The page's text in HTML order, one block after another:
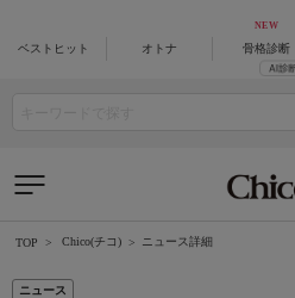
ベストヒット オトナ 骨格診断
TOP Chico(チコ) ニュース詳細
ニュース